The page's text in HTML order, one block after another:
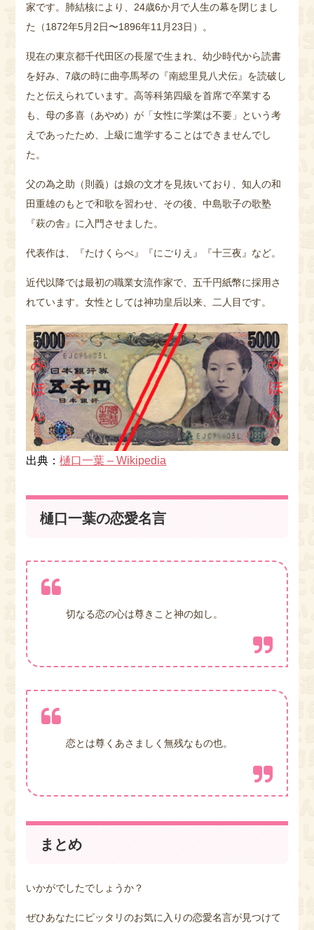
家です。肺結核により、24歳6か月で人生の幕を閉じまし
た（1872年5月2日〜1896年11月23日）。
現在の東京都千代田区の長屋で生まれ、幼少時代から読書
を好み、7歳の時に曲亭馬琴の『南総里見八犬伝』を読破し
たと伝えられています。高等科第四級を首席で卒業する
も、母の多喜（あやめ）が「女性に学業は不要」という考
えであったため、上級に進学することはできませんでし
た。
父の為之助（則義）は娘の文才を見抜いており、知人の和
田重雄のもとで和歌を習わせ、その後、中島歌子の歌塾
『萩の舎』に入門させました。
代表作は、『たけくらべ』『にごりえ』『十三夜』など。
近代以降では最初の職業女流作家で、五千円紙幣に採用さ
れています。女性としては神功皇后以来、二人目です。
出典：樋口一葉 – Wikipedia
樋口一葉の恋愛名言
切なる恋の心は尊きこと神の如し。
恋とは尊くあさましく無残なもの也。
まとめ
いかがでしたでしょうか？
ぜひあなたにピッタリのお気に入りの恋愛名言が見つけて